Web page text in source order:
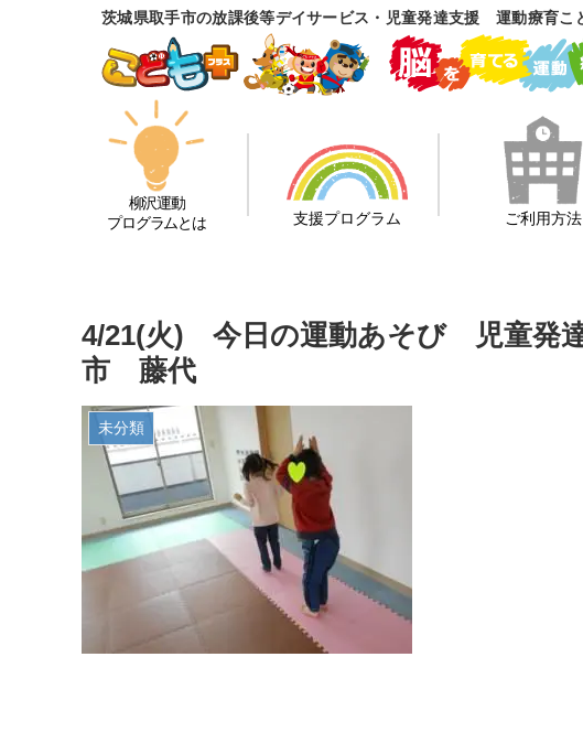
茨城県取手市の放課後等デイサービス・児童発達支援 運動療育こ
柳沢運動
プログラムとは
支援プログラム ご利用方法
4/21(火) 今日の運動あそび 児童発
市 藤代
未分類